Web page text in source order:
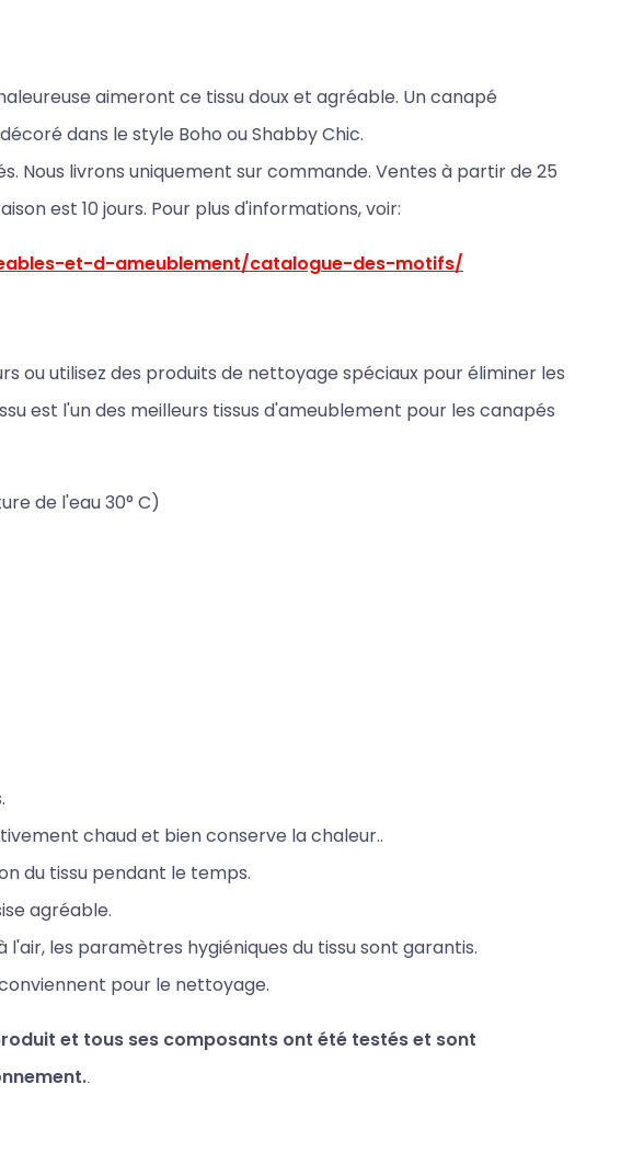
aimeront ce tissu doux et agréable. Un canapé
dans le style Boho ou Shabby Chic.
Nous livrons uniquement sur commande. Ventes à partir de 25
est 10 jours. Pour plus d'informations, voir:
et-d-ameublement/catalogue-des-motifs/
ou utilisez des produits de nettoyage spéciaux pour éliminer les
est l'un des meilleurs tissus d'ameublement pour les canapés
de l'eau 30° C)
chaud et bienconserve la chaleur..
du tissu pendant le temps.
agréable.
l'air, les paramètres hygiéniques du tissu sont garantis.
pour le nettoyage.
et tous ses composants ont été testés et sont
.